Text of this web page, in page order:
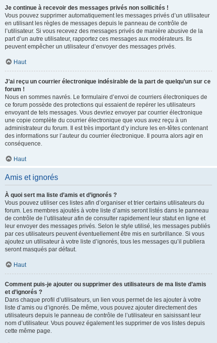
Je continue à recevoir des messages privés non sollicités !
Vous pouvez supprimer automatiquement les messages privés d’un utilisateur
en utilisant les règles de messages depuis le panneau de contrôle de
l’utilisateur. Si vous recevez des messages privés de manière abusive de la
part d’un autre utilisateur, rapportez ces messages aux modérateurs. Ils
peuvent empêcher un utilisateur d’envoyer des messages privés.
Haut
J’ai reçu un courrier électronique indésirable de la part de quelqu’un sur ce
forum !
Nous en sommes navrés. Le formulaire d’envoi de courriers électroniques de
ce forum possède des protections qui essaient de repérer les utilisateurs
envoyant de tels messages. Vous devriez envoyer par courrier électronique
une copie complète du courrier électronique que vous avez reçu à un
administrateur du forum. Il est très important d’y inclure les en-têtes contenant
des informations sur l’auteur du courrier électronique. Il pourra alors agir en
conséquence.
Haut
Amis et ignorés
À quoi sert ma liste d’amis et d’ignorés ?
Vous pouvez utiliser ces listes afin d’organiser et trier certains utilisateurs du
forum. Les membres ajoutés à votre liste d’amis seront listés dans le panneau
de contrôle de l’utilisateur afin de consulter rapidement leur statut en ligne et
leur envoyer des messages privés. Selon le style utilisé, les messages publiés
par ces utilisateurs peuvent éventuellement être mis en surbrillance. Si vous
ajoutez un utilisateur à votre liste d’ignorés, tous les messages qu’il publiera
seront masqués par défaut.
Haut
Comment puis-je ajouter ou supprimer des utilisateurs de ma liste d’amis
et d’ignorés ?
Dans chaque profil d’utilisateurs, un lien vous permet de les ajouter à votre
liste d’amis ou d’ignorés. De même, vous pouvez ajouter directement des
utilisateurs depuis le panneau de contrôle de l’utilisateur en saisissant leur
nom d’utilisateur. Vous pouvez également les supprimer de vos listes depuis
cette même page.